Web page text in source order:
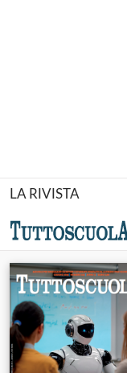
LA RIVISTA